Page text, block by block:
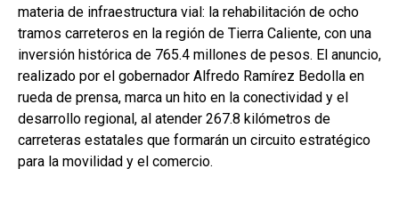
materia de infraestructura vial: la rehabilitación de ocho
tramos carreteros en la región de Tierra Caliente, con una
inversión histórica de 765.4 millones de pesos. El anuncio,
realizado por el gobernador Alfredo Ramírez Bedolla en
rueda de prensa, marca un hito en la conectividad y el
desarrollo regional, al atender 267.8 kilómetros de
carreteras estatales que formarán un circuito estratégico
para la movilidad y el comercio.